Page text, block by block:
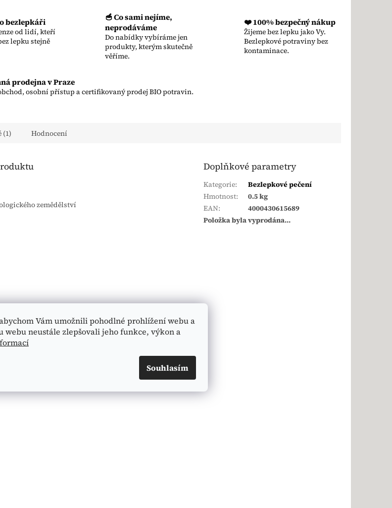
Vám umožnili pohodlné prohlížení webu a
webu neustále zlepšovali jeho funkce, výkon a
Souhlasím
bezlepkáři
od lidí, kteří
lepku stejně
🥣 Co sami nejíme,
neprodáváme
Do nabídky vybíráme jen
produkty, kterým skutečně
věříme.
❤️ 100% bezpečný nákup
Žijeme bez lepku jako Vy.
Bezlepkové potraviny bez
kontaminace.
prodejna v Praze
osobní přístup a certifikovaný prodej BIO potravin.
(1) Hodnocení
zemědělství
Doplňkové parametry
Kategorie:
Bezlepkové pečení
Hmotnost:
0.5 kg
EAN:
4000430615689
Položka byla vyprodána…